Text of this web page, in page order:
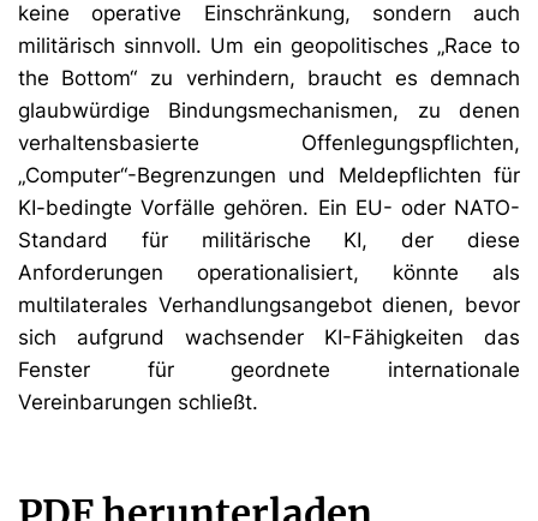
keine operative Einschränkung, sondern auch
militärisch sinnvoll. Um ein geopolitisches „Race to
the Bottom“ zu verhindern, braucht es demnach
glaubwürdige Bindungsmechanismen, zu denen
verhaltensbasierte Offenlegungspflichten,
„Computer“-Begrenzungen und Meldepflichten für
KI-bedingte Vorfälle gehören. Ein EU- oder NATO-
Standard für militärische KI, der diese
Anforderungen operationalisiert, könnte als
multilaterales Verhandlungsangebot dienen, bevor
sich aufgrund wachsender KI-Fähigkeiten das
Fenster für geordnete internationale
Vereinbarungen schließt.